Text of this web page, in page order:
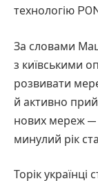
технологію
За словами
з київськими
розвивати
й активно
нових мереж —
минулий рік
Торік